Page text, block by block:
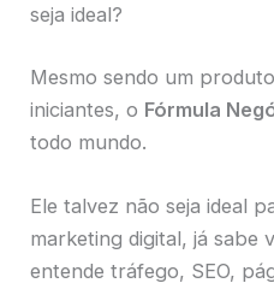
seja ideal?
Mesmo sendo um
iniciantes, o Fórmula
todo mundo.
Ele talvez não seja ideal
marketing digital, já sabe
entende tráfego, SEO,